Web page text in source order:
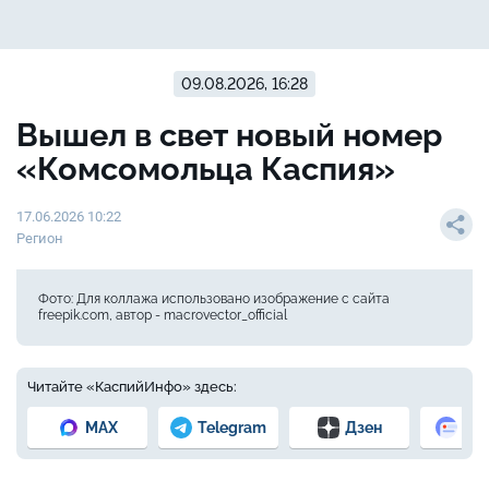
09.08.2026, 16:28
Вышел в свет новый номер
«Комсомольца Каспия»
17.06.2026 10:22
Регион
Фото: Для коллажа использовано изображение с сайта
freepik.com, автор - macrovector_official
Читайте «КаспийИнфо» здесь:
MAX Telegram Дзен